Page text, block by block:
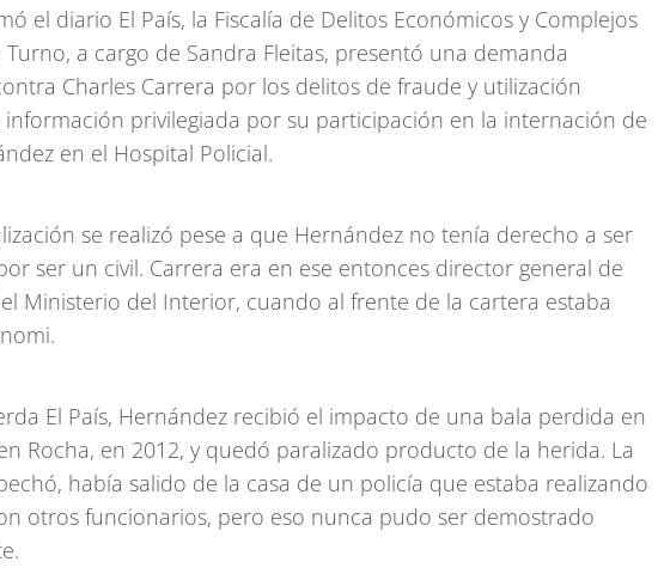
el diario El País, la Fiscalía de Delitos Económicos y Complejos
Turno, a cargo de Sandra Fleitas, presentó una demanda
Charles Carrera por los delitos de fraude y utilización
privilegiada por su participación en la internación de
en el Hospital Policial.
se realizó pese a que Hernández no tenía derecho a ser
ser un civil. Carrera era en ese entonces director general de
Ministerio del Interior, cuando al frente de la cartera estaba
El País, Hernández recibió el impacto de una bala perdida en
Rocha, en 2012, y quedó paralizado producto de la herida. La
había salido de la casa de un policía que estaba realizando
otros funcionarios, pero eso nunca pudo ser demostrado